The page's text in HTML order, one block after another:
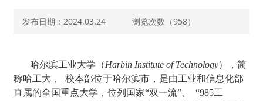
发布日期：2024.03.24 浏览次数（958）
哈尔滨工业大学（Harbin Institute of Technology），简
称哈工大，
校本部位于哈尔滨市，是由工业和信息化部
直属的全国重点大学，位列国家“双一流”、
“985工